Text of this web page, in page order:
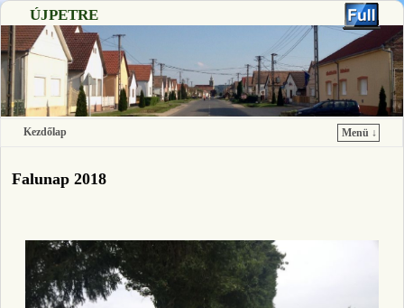
ÚJPETRE
Kezdőlap
Menü ↓
Falunap 2018